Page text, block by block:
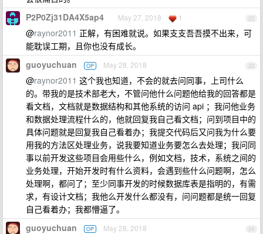
22
P2P0Zj31DA4X5ap4 May 27, 2018 1
@raynor2011 正解，有困难就说。如果支支吾吾摸不出来，可
能耽误工期，且你也没有成长。
23
guoyuchuan OP May 28, 2018
@raynor2011 这个我也知道，不会的就去问同事，上司什么
的。带我的是技术部老大，不管问他什么问题他给我的回答都是
看文档，文档就是数据结构和其他系统的访问 api ；我问他业务
和数据处理流程什么的，他就回复我自己看文档；问到项目中的
具体问题就是回复我自己看着办；我提交代码后又问我为什么要
用我的方法区处理业务，说我要知道业务要怎么去处理；我问同
事以前开发这些项目会用些什么，例如文档，技术，系统之间的
业务处理，开始开发时有什么资料，会遇到些什么问题啊，怎么
处理啊，都问了；至少同事开发的时候数据库表是指明的，有需
求，有设计文档；我他么开发什么都没有，问问题都是统一回复
自己看着办；我都懵逼了。
24
guoyuchuan OP May 28, 2018